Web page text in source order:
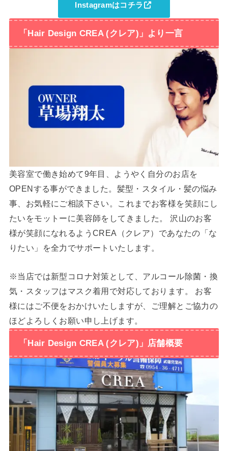
Instagramはコチラ
「Hair Design CREA (クレア)」より一言
美容室で働き始めて9年目、ようやく自分のお店を
OPENする事ができました。髪型・スタイル・髪の悩み
事、お気軽にご相談下さい。これまでお客様を笑顔にし
たいをモットーに美容師をしてきました。 沢山のお客
様が笑顔になれるようCREA（クレア）であなたの「な
りたい」を全力でサポートいたします。
※当店では新型コロナ対策として、アルコール除菌・換
気・スタッフはマスク着用で対応しております。 お客
様にはご不便をおかけいたしますが、ご理解とご協力の
ほどよろしくお願い申し上げます。
「Hair Design CREA (クレア)」店舗概要